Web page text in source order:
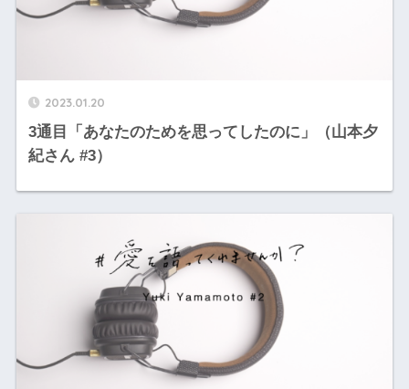
2023.01.20
3通目「あなたのためを思ってしたのに」（山本夕
紀さん #3）